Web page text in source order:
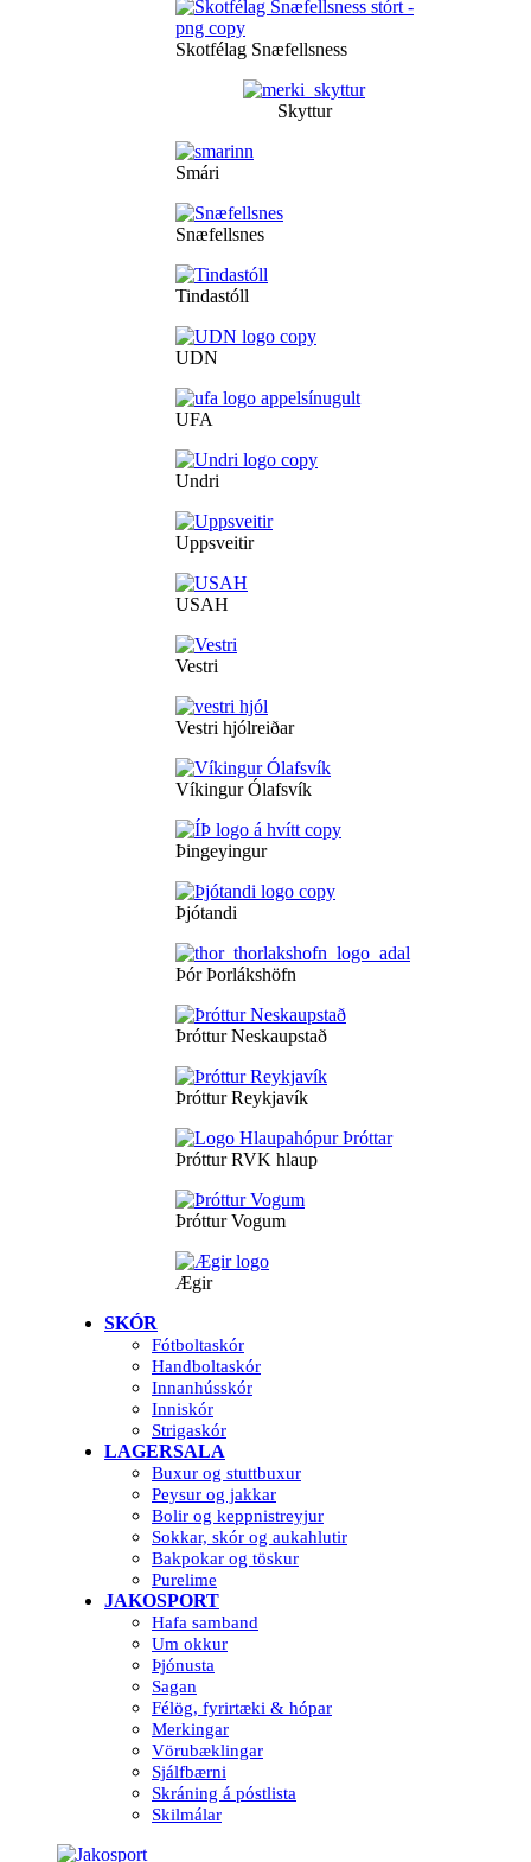
Skotfélag Snæfellsness
Skyttur
Smári
Snæfellsnes
Tindastóll
UDN
UFA
Undri
Uppsveitir
USAH
Vestri
Vestri hjólreiðar
Víkingur Ólafsvík
Þingeyingur
Þjótandi
Þór Þorlákshöfn
Þróttur Neskaupstað
Þróttur Reykjavík
Þróttur RVK hlaup
Þróttur Vogum
Ægir
SKÓR
Fótboltaskór
Handboltaskór
Innanhússkór
Inniskór
Strigaskór
LAGERSALA
Buxur og stuttbuxur
Peysur og jakkar
Bolir og keppnistreyjur
Sokkar, skór og aukahlutir
Bakpokar og töskur
Purelime
JAKOSPORT
Hafa samband
Um okkur
Þjónusta
Sagan
Félög, fyrirtæki & hópar
Merkingar
Vörubæklingar
Sjálfbærni
Skráning á póstlista
Skilmálar